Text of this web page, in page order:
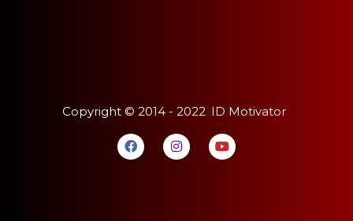
Copyright © 2014 - 2022 ID Motivator